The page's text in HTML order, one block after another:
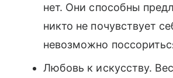
нет. Они способны
никто не почувствует
невозможно
Любовь к искусству.